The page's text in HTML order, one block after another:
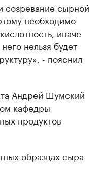
созревание сырной
необходимо
иначе
нельзя будет
- пояснил
Андрей Шумский
кафедры
продуктов
образцах сыра